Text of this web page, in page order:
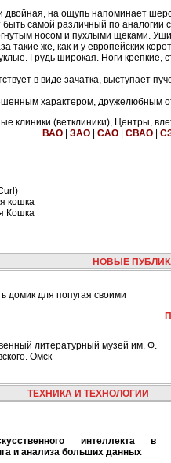
двойная, на ощупь напоминает
самой различный по аналогии с
носом и пухлыми щеками.
такие же, как и у европейских
Грудь широкая. Ноги
в виде зачатка, выступает
характером, дружелюбным
клиники (ветклиники), Центры,
ВАО
ЗАО САО СВАО
кошка
Кошка
НОВЫЕ
домик для попугая своими
литературный музей им. Ф.
Омск
ТЕХНИКА И ТЕХНОЛОГИИ
и анализа больших данных